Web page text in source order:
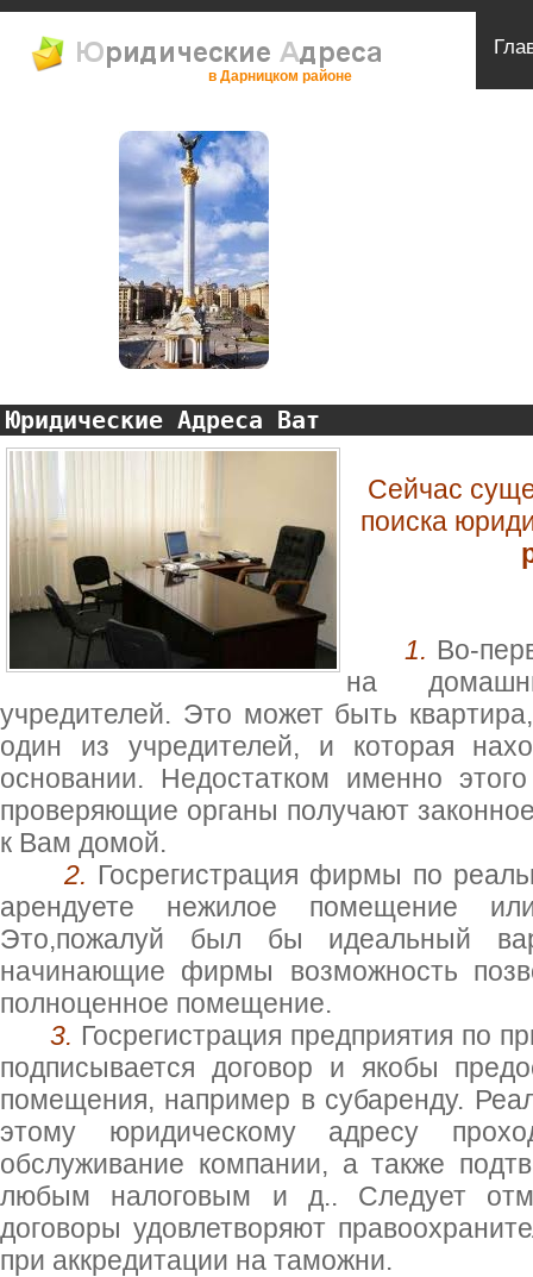
в Дарницком районе
Юридические Адреса Ват
Сейчас
поиска
1. Во-
на
учредителей. Это может быть
один из учредителей, и которая
основании. Недостатком именно
проверяющие органы получают
к Вам домой.
2. Госрегистрация фирмы по
арендуете нежилое помещение
Это,пожалуй был бы идеальный
начинающие фирмы возможность
полноценное помещение.
3. Госрегистрация предприятия по
подписывается договор и якобы
помещения, например в субаренду.
этому юридическому адресу
обслуживание компании, а также
любым налоговым и д.. Следует
договоры удовлетворяют
при аккредитации на таможни.